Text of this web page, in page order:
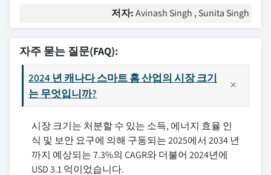
저자:Avinash Singh , Sunita Singh
자주 묻는 질문(FAQ):
2024 년 캐나다 스마트 홈 산업의 시장 크기
는 무엇입니까?
시장 크기는 처분할 수 있는 소득, 에너지 효율 인
식 및 보안 요구에 의해 구동되는 2025에서 2034 년
까지 예상되는 7.3%의 CAGR와 더불어 2024년에
USD 3.1 억이었습니다.